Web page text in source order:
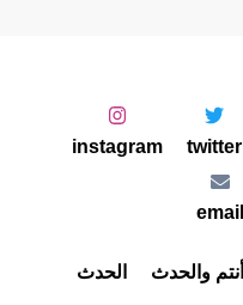
أنتم والحدث
الحدث
twitter
instagram
email